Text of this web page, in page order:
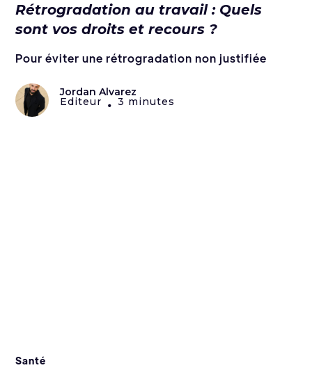
Rétrogradation au travail : Quels
sont vos droits et recours ?
Pour éviter une rétrogradation non justifiée
Jordan Alvarez
Editeur • 3 minutes
Santé